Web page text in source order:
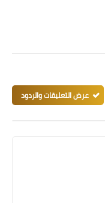
عرض التعليقات والردود